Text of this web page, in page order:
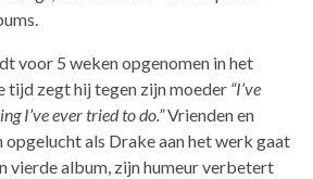
voor 5 weken opgenomen in het
tijd zegt hij tegen zijn moeder “I’ve
I’ve ever tried to do.”Vrienden en
als Drake aan het werk gaat
vierde album, zijn humeur verbetert